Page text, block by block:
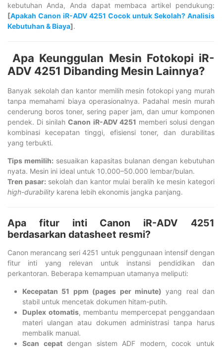
kebutuhan Anda, Anda dapat membaca artikel pendukung:
[Apakah Canon iR-ADV 4251 Cocok untuk Sekolah? Analisis
Kebutuhan & Biaya].
Apa Keunggulan Mesin Fotokopi iR-
ADV 4251 Dibanding Mesin Lainnya?
Banyak sekolah dan kantor memilih mesin fotokopi yang murah
tanpa memahami biaya operasionalnya. Padahal mesin murah
cenderung boros toner, sering paper jam, dan umur komponen
pendek. Di sinilahCanon iR-ADV 4251 memberi solusi dengan
kombinasi kecepatan tinggi, efisiensi toner, dan durabilitas
yang terbukti.
Tips memilih: sesuaikan kapasitas bulanan dengan kebutuhan
nyata. Mesin ini ideal untuk 10.000–50.000 lembar/bulan.
Tren pasar: sekolah dan kantor mulai beralih ke mesin kategori
high-durability karena lebih ekonomis jangka panjang.
Apa fitur inti Canon iR-ADV 4251
berdasarkan datasheet resmi?
Canon merancang seri 4251 untuk penggunaan intensif dengan
fitur inti yang relevan untuk instansi pendidikan dan
perkantoran. Beberapa kemampuan utamanya meliputi:
Kecepatan 51 ppm (pages per minute) yang real dan
stabil untuk mencetak dokumen hitam-putih.
Duplex otomatis, membantu mempercepat penggandaan
materi ulangan atau dokumen administrasi tanpa harus
membalik manual.
Scan cepatdengan sistem ADF modern, cocok untuk